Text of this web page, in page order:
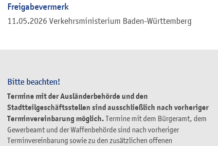
Bitte beachten!
Termine mit der Ausländerbehörde und den
Stadtteilgeschäftsstellen sind ausschließlich nach vorheriger
Terminvereinbarung möglich. Termine mit dem Bürgeramt, dem
Gewerbeamt und der Waffenbehörde sind nach vorheriger
Terminvereinbarung sowie zu den zusätzlichen offenen
Freigabevermerk
11.05.2026 Verkehrsministerium Baden-Württemberg